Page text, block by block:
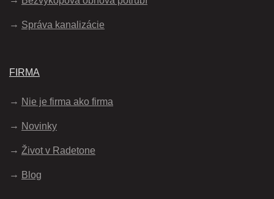
Správa kanalizácie
FIRMA
Nie je firma ako firma
Novinky
Život v Radetone
Blog